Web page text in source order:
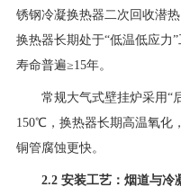
锈钢冷凝换热器二次回收潜
换热器长期处于“低温低应力
寿命普遍≥15年。
常规大气式壁挂炉采用“
150℃，换热器长期高温氧化
铜管腐蚀更快。
2.2 安装工艺：烟道与冷